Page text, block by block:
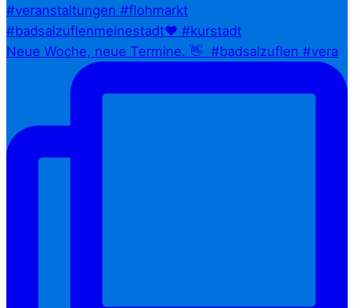
Neue Woche, neue Termine. 👋⁠ ⁠ #badsalzuflen #vera